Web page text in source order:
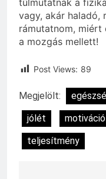
vagy, akár haladó,
rámutatnom, miért
a mozgás mellett!
Post Views: 89
Megjelölt:
jólét
motiváció
teljesítmény